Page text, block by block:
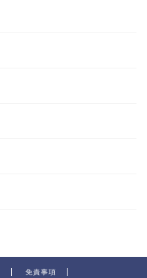
免責事項